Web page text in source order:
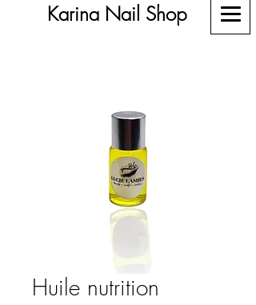
Karina Nail Shop
Huile nutrition